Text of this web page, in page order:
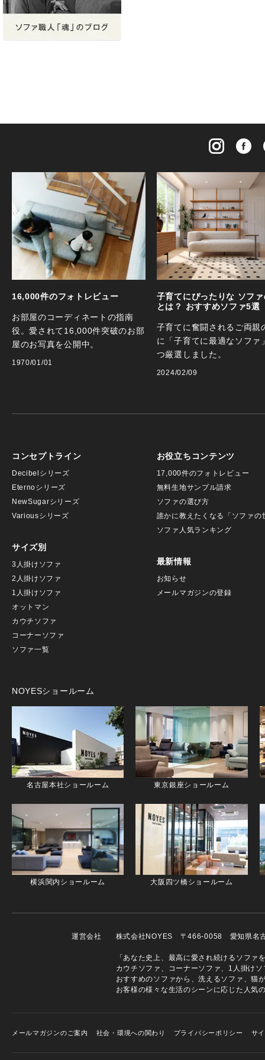
16,000件のフォトレビュー
お部屋のコーディネートの指南
役。愛されて16,000件突破のお部
屋のお写真を公開中。
1970/01/01
子育てにぴったりな ソフ
とは？ おすすめソファ5選
子育てに奮闘されるご両親
に「子育てに最適なソファ
つ厳選しました。
2024/02/09
コンセプトライン
Decibelシリーズ
Eternoシリーズ
NewSugarシリーズ
Variousシリーズ
サイズ別
3人掛けソファ
2人掛けソファ
1人掛けソファ
オットマン
カウチソファ
コーナーソファ
ソファ一覧
お役立ちコンテンツ
17,000件のフォトレビュー
無料生地サンプル請求
ソファの選び方
誰かに教えたくなる「ソファの
ソファ人気ランキング
最新情報
お知らせ
メールマガジンの登録
NOYESショールーム
名古屋本社ショールーム 東京銀座ショールーム
横浜関内ショールーム 大阪四ツ橋ショールーム
運営会社 株式会社NOYES 〒466-0058 愛知県名
「あなた史上、最高に愛され続けるソフ
カウチソファ、コーナーソファ、1人掛け
おすすめのソファから、洗えるソファ、猫
お客様の様々な生活のシーンに応じた人気
メールマガジンのご案内 社会・環境への関わり プライバシーポリシー サ